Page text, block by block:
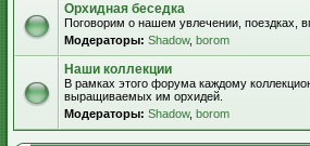
Орхидная беседка
Поговорим о нашем увлечении, поездках,
Модераторы: Shadow, borom
Наши коллекции
В рамках этого форума каждому
выращиваемых им орхидей.
Модераторы: Shadow, borom